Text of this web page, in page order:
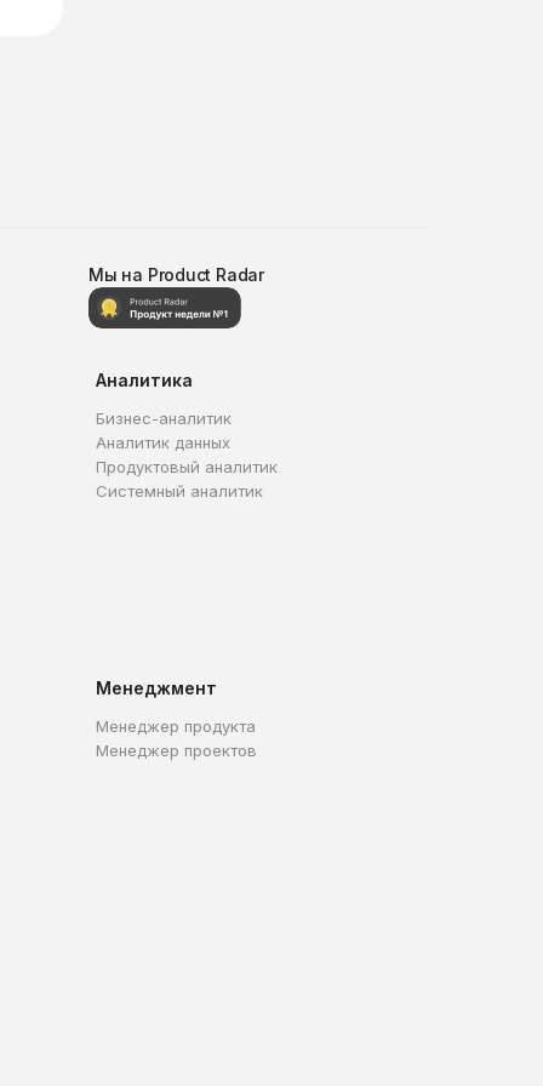
Мы на Product Radar
Аналитика
Бизнес-аналитик
Аналитик данных
Продуктовый аналитик
Системный аналитик
Менеджмент
Менеджер продукта
Менеджер проектов